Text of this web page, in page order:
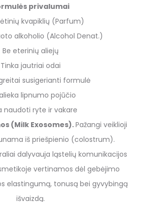
privalumai
kvapiklių (Parfum)
alkoholio (Alcohol Denat.)
Be eterinių aliejų
Tinka jautriai odai
susigerianti formulė
lipnumo pojūčio
naudoti ryte ir vakare
(Milk Exosomes).Pažangi veiklioji
iš priešpienio (colostrum).
dalyvauja ląstelių komunikacijos
vertinamos dėl gebėjimo
elastingumą, tonusą bei gyvybingą
išvaizdą.